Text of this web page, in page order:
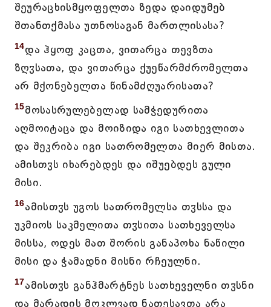
შეურაცხისმყოფელთა ზედა დაიდუმებ
შთანთქმასა უთნოსაგან მართლისასა?
14და ჰყოფ კაცთა, ვითარცა თევზთა
ზღჳსათა, და ვითარცა ქუეწარმძრომელთა
არ მქონებელთა წინამძღუარისათა?
15მოსასრულებელად სამჭედურითა
აღმოიტაცა და მოიზიდა იგი სათხევლითა
და შეკრიბა იგი სათრომელთა მიერ მისთა.
ამისთჳს იხარებდეს და იშუებდეს გული
მისი.
16ამისთჳს უგოს სათრომელსა თჳსსა და
უკმიოს საკმელითა თჳსითა სათხეველსა
მისსა, ოდეს მათ შორის განაპოხა ნაწილი
მისი და ჭამადნი მისნი რჩეულნი.
17ამისთჳს განჰმარტნეს სათხეველნი თჳსნი
და მარადის მოკლვად ნათესავთა არა